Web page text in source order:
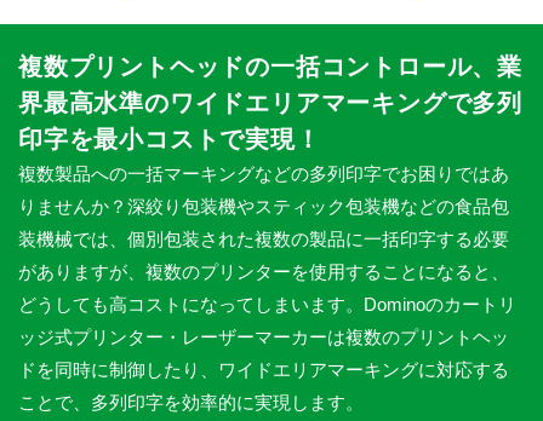
複数プリントヘッドの一括コントロール、業
界最高水準のワイドエリアマーキングで多列
印字を最小コストで実現！
複数製品への一括マーキングなどの多列印字でお困りではあ
りませんか？深絞り包装機やスティック包装機などの食品包
装機械では、個別包装された複数の製品に一括印字する必要
がありますが、複数のプリンターを使用することになると、
どうしても高コストになってしまいます。Dominoのカートリ
ッジ式プリンター・レーザーマーカーは複数のプリントヘッ
ドを同時に制御したり、ワイドエリアマーキングに対応する
ことで、多列印字を効率的に実現します。